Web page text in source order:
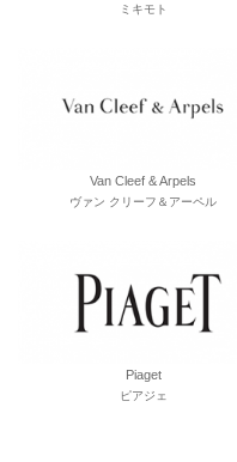
ミキモト
Van Cleef & Arpels
ヴァン クリーフ＆アーペル
Piaget
ピアジェ